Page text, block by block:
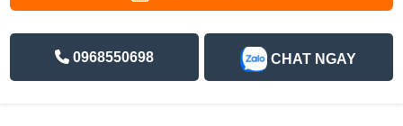
0968550698 CHAT NGAY